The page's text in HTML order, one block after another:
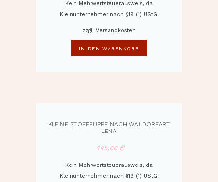
Kein Mehrwertsteuerausweis, da
Kleinunternehmer nach §19 (1) UStG.
zzgl. Versandkosten
IN DEN WARENKORB
KLEINE STOFFPUPPE NACH WALDORFART
LENA
145,00€
Kein Mehrwertsteuerausweis, da
Kleinunternehmer nach §19 (1) UStG.